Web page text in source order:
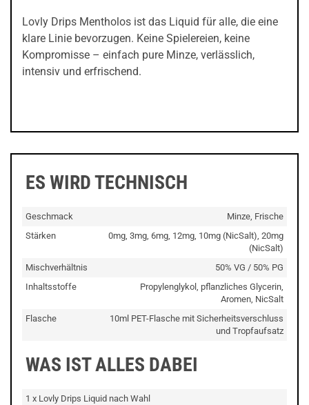
Lovly Drips Mentholos ist das Liquid für alle, die eine
klare Linie bevorzugen. Keine Spielereien, keine
Kompromisse – einfach pure Minze, verlässlich,
intensiv und erfrischend.
ES WIRD TECHNISCH
Geschmack
Minze, Frische
Stärken
0mg, 3mg, 6mg, 12mg, 10mg (NicSalt), 20mg
(NicSalt)
Mischverhältnis
50% VG / 50% PG
Inhaltsstoffe
Propylenglykol, pflanzliches Glycerin,
Aromen, NicSalt
Flasche
10ml PET-Flasche mit Sicherheitsverschluss
und Tropfaufsatz
WAS IST ALLES DABEI
1 x Lovly Drips Liquid nach Wahl